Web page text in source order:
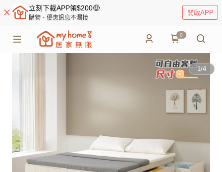
立刻下載APP領$200🤑
購物、優惠訊息不漏接
開啟APP
0
1/4